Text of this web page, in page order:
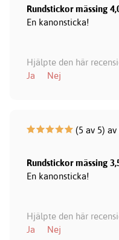
Rundstickor mässing
En kanonsticka!
Hjälpte den här
Ja
Nej
(5 av 5) av
Rundstickor mässing
En kanonsticka!
Hjälpte den här
Ja
Nej